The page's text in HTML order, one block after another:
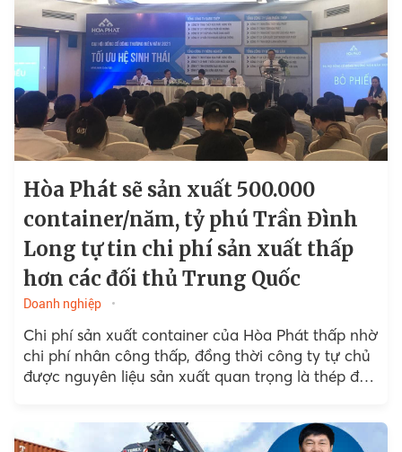
Hòa Phát sẽ sản xuất 500.000
container/năm, tỷ phú Trần Đình
Long tự tin chi phí sản xuất thấp
hơn các đối thủ Trung Quốc
Doanh nghiệp
Chi phí sản xuất container của Hòa Phát thấp nhờ
chi phí nhân công thấp, đồng thời công ty tự chủ
được nguyên liệu sản xuất quan trọng là thép đặc